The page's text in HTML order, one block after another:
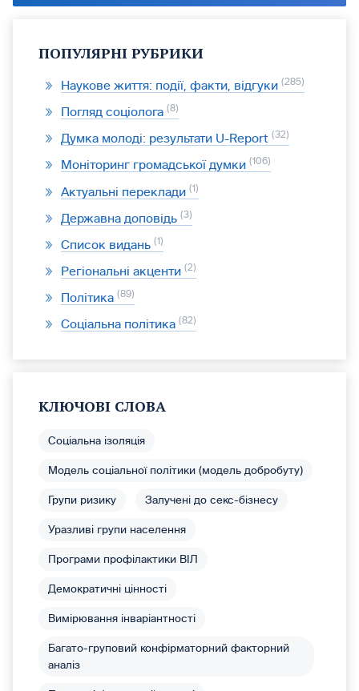
ПОПУЛЯРНІ РУБРИКИ
Наукове життя: події, факти, відгуки 285
Погляд соціолога 8
Думка молоді: результати U-Report 32
Моніторинг громадської думки 106
Актуальні переклади 1
Державна доповідь 3
Список видань 1
Регіональні акценти 2
Політика 89
Соціальна політика 82
КЛЮЧОВІ СЛОВА
Соціальна ізоляція
Модель соціальної політики (модель добробуту)
Групи ризику Залучені до секс-бізнесу
Уразливі групи населення
Програми профілактики ВІЛ
Демократичні цінності
Вимірювання інваріантності
Багато-груповий конфірматорний факторний
аналіз